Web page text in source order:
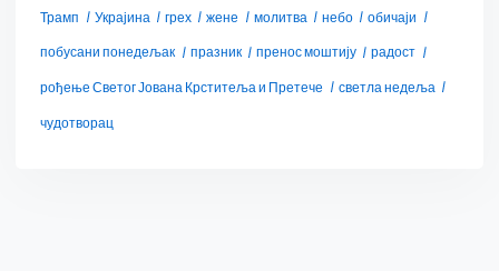
Трамп
Украјина грех жене молитва небо
обичаји
побусани понедељак
празник пренос моштију
радост
рођење Светог Јована Крститеља и Претече
светла недеља
чудотворац